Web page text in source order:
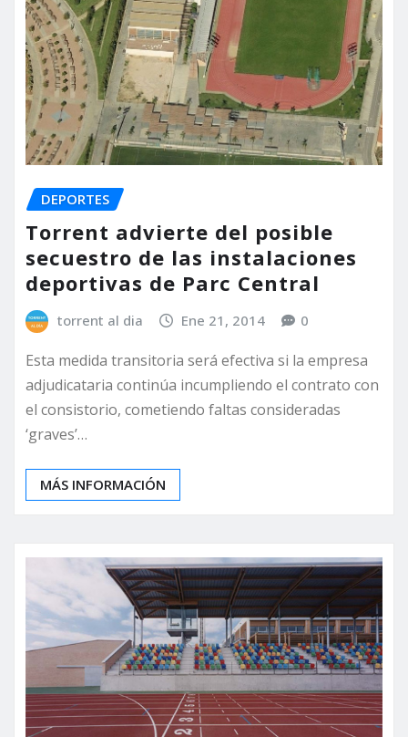
DEPORTES
Torrent advierte del posible
secuestro de las instalaciones
deportivas de Parc Central
torrent al dia Ene 21, 2014 0
Esta medida transitoria será efectiva si la empresa
adjudicataria continúa incumpliendo el contrato con
el consistorio, cometiendo faltas consideradas
‘graves’…
MÁS INFORMACIÓN